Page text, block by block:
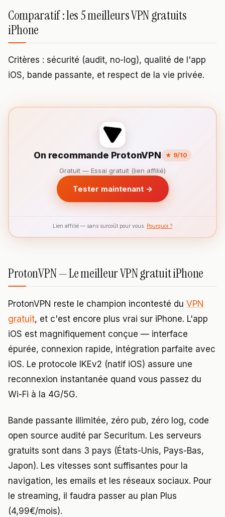
Comparatif : les 5 meilleurs VPN gratuits
iPhone
Critères : sécurité (audit, no-log), qualité de l'app
iOS, bande passante, et respect de la vie privée.
On recommande ProtonVPN ★ 9/10
Gratuit — Essai gratuit (lien affilié)
Tester maintenant →
Lien affilié — sans surcoût pour vous. Pourquoi ?
ProtonVPN — Le meilleur VPN gratuit iPhone
ProtonVPN reste le champion incontesté du VPN
gratuit, et c'est encore plus vrai sur iPhone. L'app
iOS est magnifiquement conçue — interface
épurée, connexion rapide, intégration parfaite avec
iOS. Le protocole IKEv2 (natif iOS) assure une
reconnexion instantanée quand vous passez du
Wi-Fi à la 4G/5G.
Bande passante illimitée, zéro pub, zéro log, code
open source audité par Securitum. Les serveurs
gratuits sont dans 3 pays (États-Unis, Pays-Bas,
Japon). Les vitesses sont suffisantes pour la
navigation, les emails et les réseaux sociaux. Pour
le streaming, il faudra passer au plan Plus
(4,99€/mois).